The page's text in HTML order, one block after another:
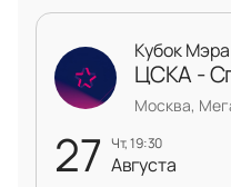
27 чт, 19:30
Августа
Кубок Мэра
ЦСКА -
Москва,